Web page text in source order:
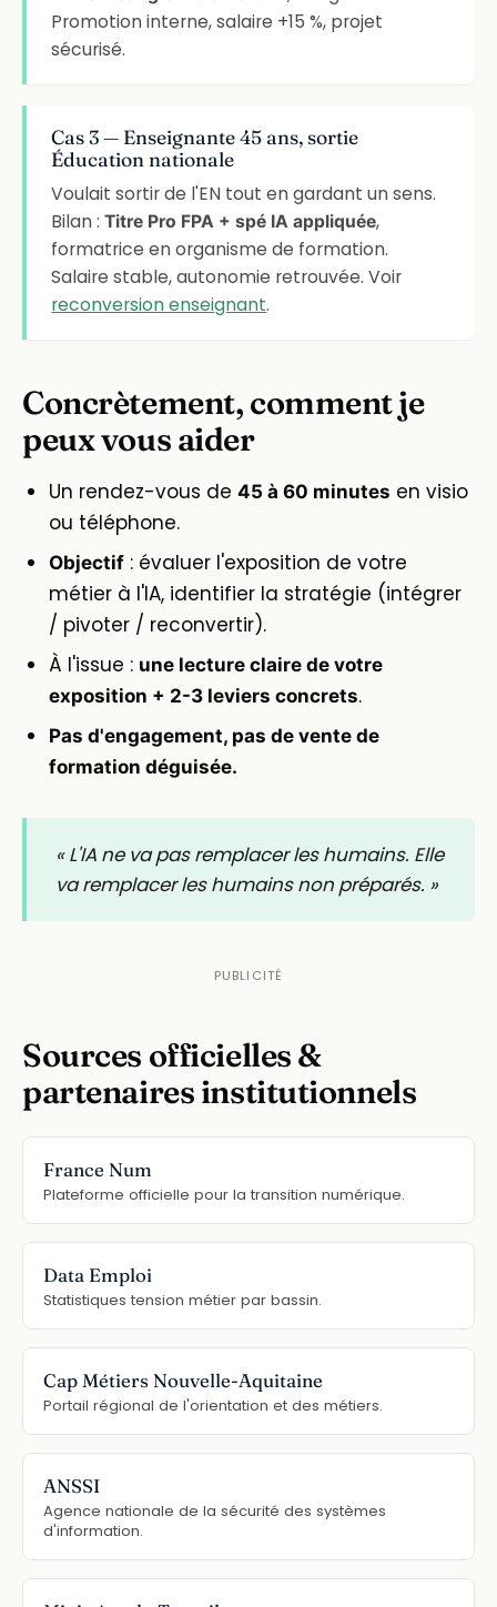
Promotion interne, salaire +15 %, projet
sécurisé.
Cas 3 — Enseignante 45 ans, sortie
Éducation nationale
Voulait sortir de l'EN tout en gardant un sens.
Bilan :Titre Pro FPA + spé IA appliquée,
formatrice en organisme de formation.
Salaire stable, autonomie retrouvée. Voir
reconversion enseignant.
Concrètement, comment je
peux vous aider
Un rendez-vous de 45 à 60 minutes en visio
ou téléphone.
Objectif : évaluer l'exposition de votre
métier à l'IA, identifier la stratégie (intégrer
/ pivoter / reconvertir).
À l'issue : une lecture claire de votre
exposition + 2-3 leviers concrets.
Pas d'engagement, pas de vente de
formation déguisée.
« L'IA ne va pas remplacer les humains. Elle
va remplacer les humains non préparés. »
Sources officielles &
partenaires institutionnels
France Num
Plateforme officielle pour la transition numérique.
Data Emploi
Statistiques tension métier par bassin.
Cap Métiers Nouvelle-Aquitaine
Portail régional de l'orientation et des métiers.
ANSSI
Agence nationale de la sécurité des systèmes
d'information.